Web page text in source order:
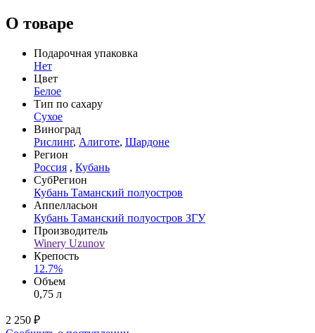
О товаре
Подарочная упаковка
Нет
Цвет
Белое
Тип по сахару
Сухое
Виноград
Рислинг, Алиготе, Шардоне
Регион
Россия , Кубань
СубРегион
Кубань Таманский полуостров
Аппелласьон
Кубань Таманский полуостров ЗГУ
Производитель
Winery Uzunov
Крепость
12.7%
Объем
0,75 л
2 250 ₽